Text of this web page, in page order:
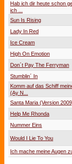
Hab ich dir heute schon
ich ...
Sun Is Rising
Lady In Red
Ice Cream
High On Emotion
Don´t Pay The Ferryman
Stumblin´ In
Komm auf das Schiff
(Ay N...
Santa Maria (Version
Help Me Rhonda
Nummer Eins
Would I Lie To You
Ich mache meine Augen